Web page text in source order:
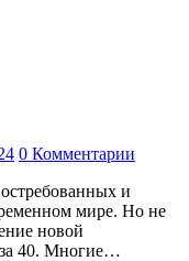
0 Комментарии
мире. Но не
новой
за 40. Многие…